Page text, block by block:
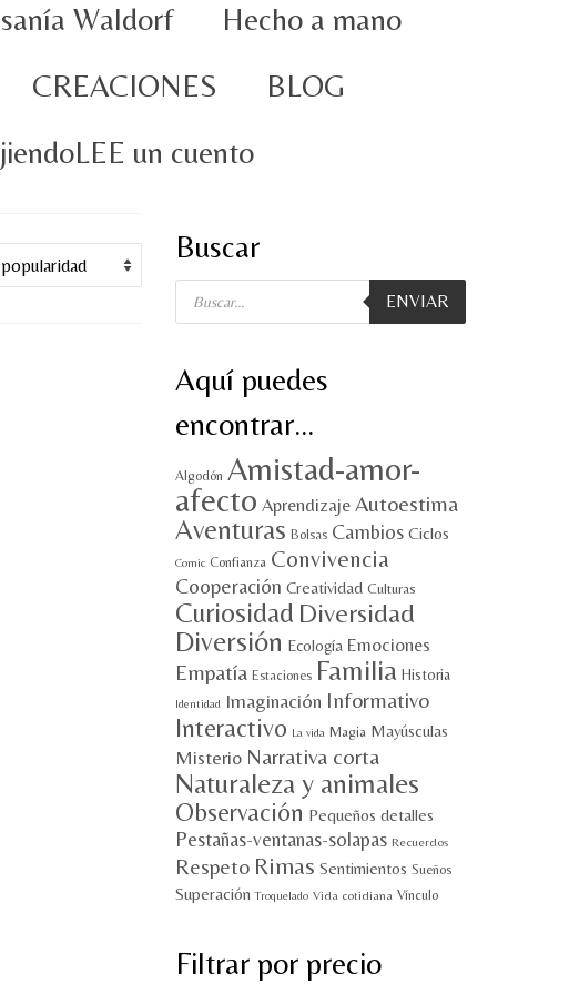
Waldorf
Hecho a mano
CREACIONES
BLOG
un cuento
Buscar
Búsqueda
productos
ENVIAR
Aquí puedes
encontrar…
Algodón Amistad-amor-
afecto Aprendizaje Autoestima
Aventuras Bolsas Cambios Ciclos
Comic Confianza Convivencia
Cooperación Creatividad Culturas
Curiosidad Diversidad
Diversión Ecología Emociones
Empatía Estaciones Familia Historia
Identidad Imaginación Informativo
Interactivo La vida Magia Mayúsculas
Misterio Narrativa corta
Naturaleza y animales
Observación Pequeños detalles
Pestañas-ventanas-solapas Recuerdos
Respeto Rimas Sentimientos Sueños
Superación Troquelado Vida cotidiana Vínculo
Filtrar por precio